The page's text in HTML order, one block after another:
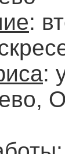
:
: